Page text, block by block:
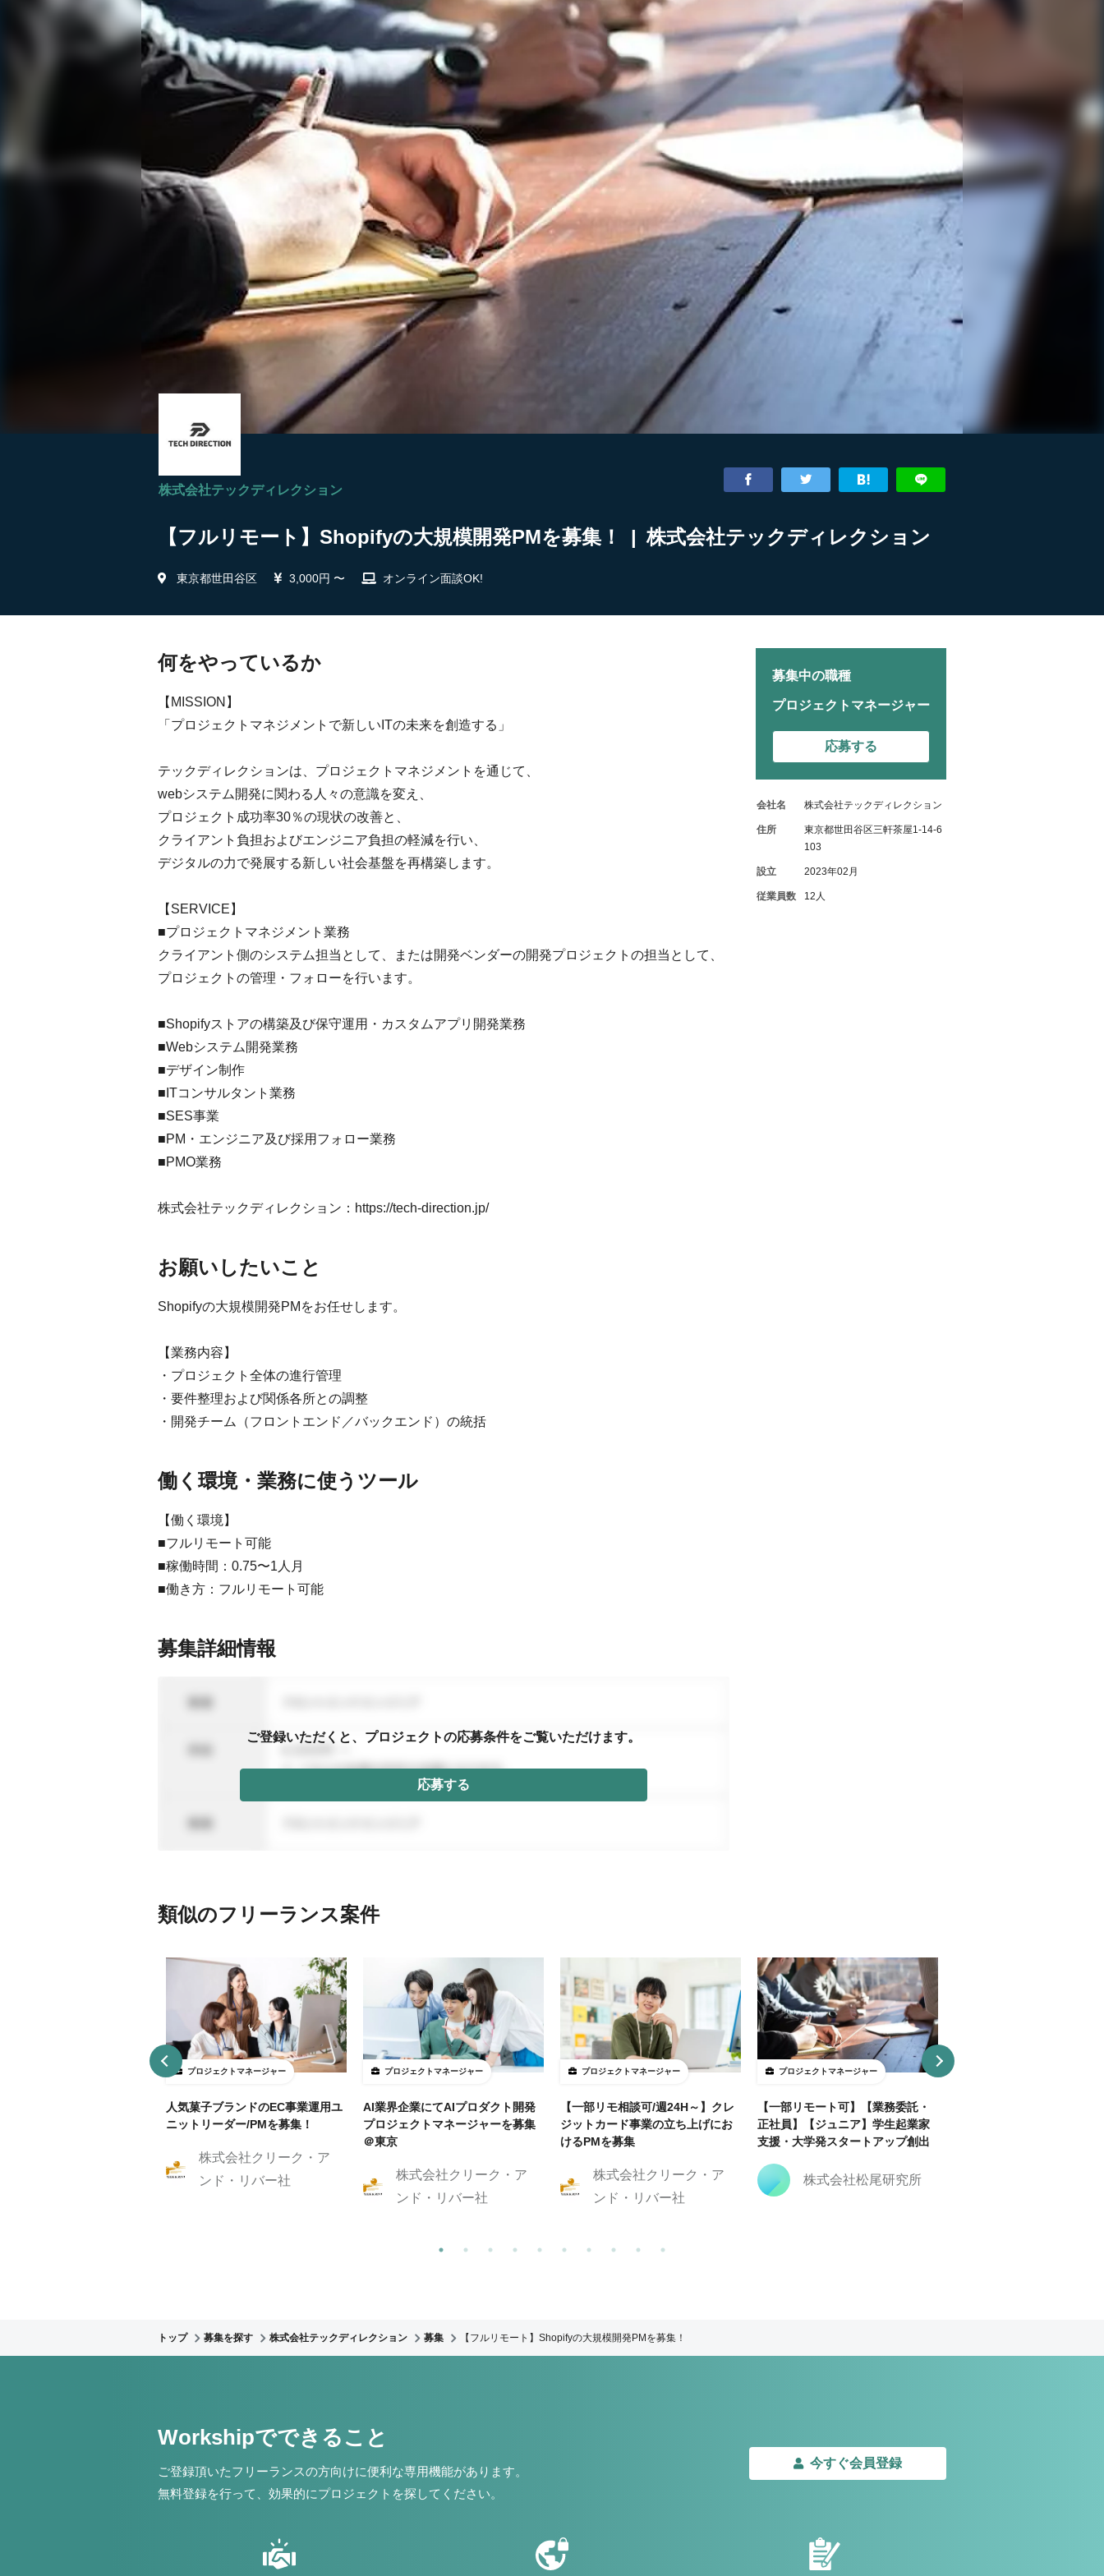
株式会社テックディレクション
【フルリモート】Shopifyの大規模開発PMを募集！ | 株式会社テックディレクション
東京都世田谷区 3,000円 〜 オンライン面談OK!
何をやっているか
【MISSION】
「プロジェクトマネジメントで新しいITの未来を創造する」
テックディレクションは、プロジェクトマネジメントを通じて、
webシステム開発に関わる人々の意識を変え、
プロジェクト成功率30％の現状の改善と、
クライアント負担およびエンジニア負担の軽減を行い、
デジタルの力で発展する新しい社会基盤を再構築します。
【SERVICE】
■プロジェクトマネジメント業務
クライアント側のシステム担当として、または開発ベンダーの開発プロジェクトの担当として、
プロジェクトの管理・フォローを行います。
■Shopifyストアの構築及び保守運用・カスタムアプリ開発業務
■Webシステム開発業務
■デザイン制作
■ITコンサルタント業務
■SES事業
■PM・エンジニア及び採用フォロー業務
■PMO業務
株式会社テックディレクション： https://tech-direction.jp/
お願いしたいこと
Shopifyの大規模開発PMをお任せします。
【業務内容】
・プロジェクト全体の進行管理
・要件整理および関係各所との調整
・開発チーム（フロントエンド／バックエンド）の統括
働く環境・業務に使うツール
【働く環境】
■フルリモート可能
■稼働時間：0.75〜1人月
■働き方：フルリモート可能
募集詳細情報
ご登録いただくと、プロジェクトの応募条件をご覧いただけます。
応募する
募集中の職種
プロジェクトマネージャー
応募する
会社名 株式会社テックディレクション
住所
東京都世田谷区三軒茶屋1-14-6
103
設立 2023年02月
従業員数 12人
類似のフリーランス案件
プロジェクトマネージャー
人気菓子ブランドのEC事業運用ユ
ニットリーダー/PMを募集！
株式会社クリーク・ア
ンド・リバー社
プロジェクトマネージャー
AI業界企業にてAIプロダクト開発
プロジェクトマネージャーを募集
＠東京
株式会社クリーク・ア
ンド・リバー社
プロジェクトマネージャー
【一部リモ相談可/週24H～】クレ
ジットカード事業の立ち上げにお
けるPMを募集
株式会社クリーク・ア
ンド・リバー社
プロジェクトマネージャー
【一部リモート可】【業務委託・
正社員】【ジュニア】学生起業家
支援・大学発スタートアップ創出
株式会社松尾研究所
トップ 募集を探す 株式会社テックディレクション 募集 【フルリモート】Shopifyの大規模開発PMを募集！
Workshipでできること
ご登録頂いたフリーランスの方向けに便利な専用機能があります。
無料登録を行って、効果的にプロジェクトを探してください。
今すぐ会員登録